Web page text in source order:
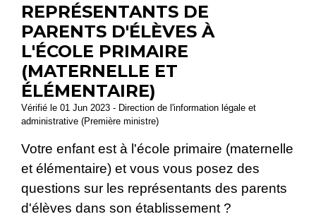
REPRÉSENTANTS DE
PARENTS D'ÉLÈVES À
L'ÉCOLE PRIMAIRE
(MATERNELLE ET
ÉLÉMENTAIRE)
Vérifié le 01 Jun 2023 - Direction de l'information légale et
administrative (Première ministre)
Votre enfant est à l'école primaire (maternelle
et élémentaire) et vous vous posez des
questions sur les représentants des parents
d'élèves dans son établissement ?